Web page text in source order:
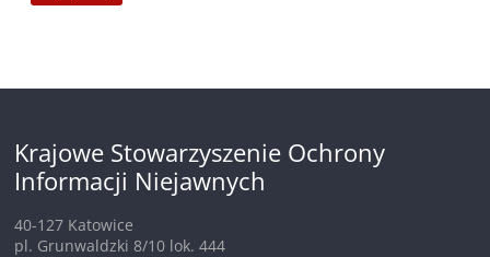
Krajowe Stowarzyszenie Ochrony
Informacji Niejawnych
40-127 Katowice
pl. Grunwaldzki 8/10 lok. 444